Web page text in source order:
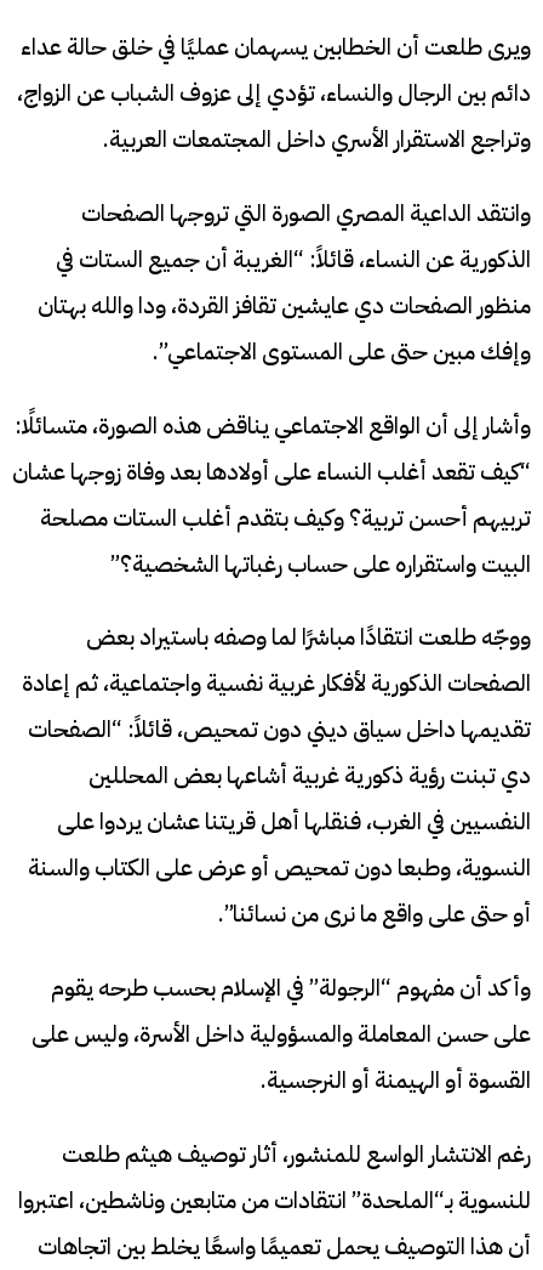
ويرى طلعت أن الخطابين يسهمان عمليًا في خلق حالة عداء
دائم بين الرجال والنساء، تؤدي إلى عزوف الشباب عن الزواج،
وتراجع الاستقرار الأسري داخل المجتمعات العربية.
وانتقد الداعية المصري الصورة التي تروجها الصفحات
الذكورية عن النساء، قائلاً: “الغريبة أن جميع الستات في
منظور الصفحات دي عايشين تقافز القردة، ودا والله بهتان
وإفك مبين حتى على المستوى الاجتماعي”.
وأشار إلى أن الواقع الاجتماعي يناقض هذه الصورة، متسائلًا:
“كيف تقعد أغلب النساء على أولادها بعد وفاة زوجها عشان
تربيهم أحسن تربية؟ وكيف بتقدم أغلب الستات مصلحة
البيت واستقراره على حساب رغباتها الشخصية؟”
ووجّه طلعت انتقادًا مباشرًا لما وصفه باستيراد بعض
الصفحات الذكورية لأفكار غربية نفسية واجتماعية، ثم إعادة
تقديمها داخل سياق ديني دون تمحيص، قائلاً: “الصفحات
دي تبنت رؤية ذكورية غربية أشاعها بعض المحللين
النفسيين في الغرب، فنقلها أهل قريتنا عشان يردوا على
النسوية، وطبعا دون تمحيص أو عرض على الكتاب والسنة
أو حتى على واقع ما نرى من نسائنا”.
وأكد أن مفهوم “الرجولة” في الإسلام بحسب طرحه يقوم
على حسن المعاملة والمسؤولية داخل الأسرة، وليس على
القسوة أو الهيمنة أو النرجسية.
رغم الانتشار الواسع للمنشور، أثار توصيف هيثم طلعت
للنسوية بـ“الملحدة” انتقادات من متابعين وناشطين، اعتبروا
أن هذا التوصيف يحمل تعميمًا واسعًا يخلط بين اتجاهات